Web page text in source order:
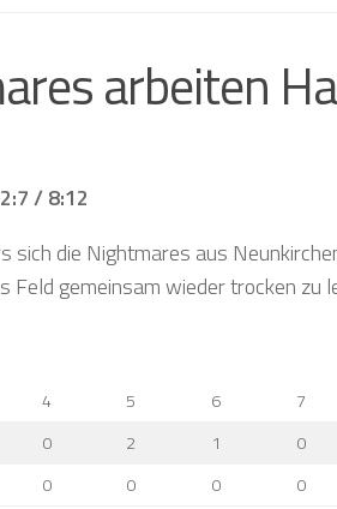
arbeiten
/ 8:12
die Nightmares aus
Feld gemeinsam wieder trocken zu
4 5 6 7
0 2 1 0
0 0 0 0